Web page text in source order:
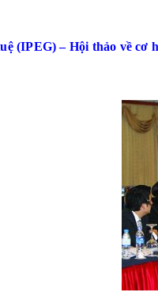
(IPEG) – Hội thảo về